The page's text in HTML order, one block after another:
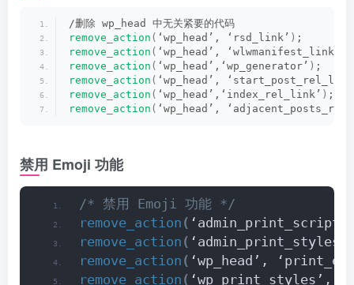
/删除 wp_head 中无关紧要的代码
remove_action ( ‘wp_head’, ‘rsd_link’ ) ;
remove_action ( ‘wp_head’, ‘wlwmanifest_link’
remove_action ( ‘wp_head’,‘wp_generator’ ) ;
remove_action ( ‘wp_head’,
remove_action ( ‘wp_head’,‘index_rel_link’ ) ;
remove_action ( ‘wp_head’,
禁用 Emoji 功能
/* 禁用 Emoji 功能 */
remove_action (
remove_action (
remove_action ( ‘wp_head’,
remove_action ( ‘wp_print_styles’,